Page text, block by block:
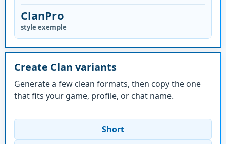
ClanPro
style exemple
Create Clan variants
Generate a few clean formats, then copy the one
that fits your game, profile, or chat name.
Short